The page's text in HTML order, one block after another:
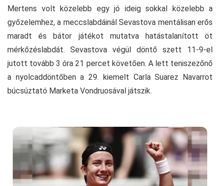
Mertens volt közelebb egy jó ideig sokkal közelebb a
győzelemhez, a meccslabdáinál Sevastova mentálisan erős
maradt és bátor játékot mutatva hatástalanított öt
mérkőzéslabdát. Sevastova végül döntő szett 11-9-el
jutott tovább 3 óra 21 percet követően. A lett teniszezőnő
a nyolcaddöntőben a 29. kiemelt Carla Suarez Navarrot
búcsúztató Marketa Vondruosával játszik.